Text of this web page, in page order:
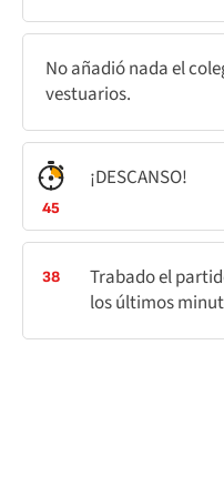
No añadió nada el
vestuarios.
45
¡DESCANSO!
38
Trabado el
los últimos